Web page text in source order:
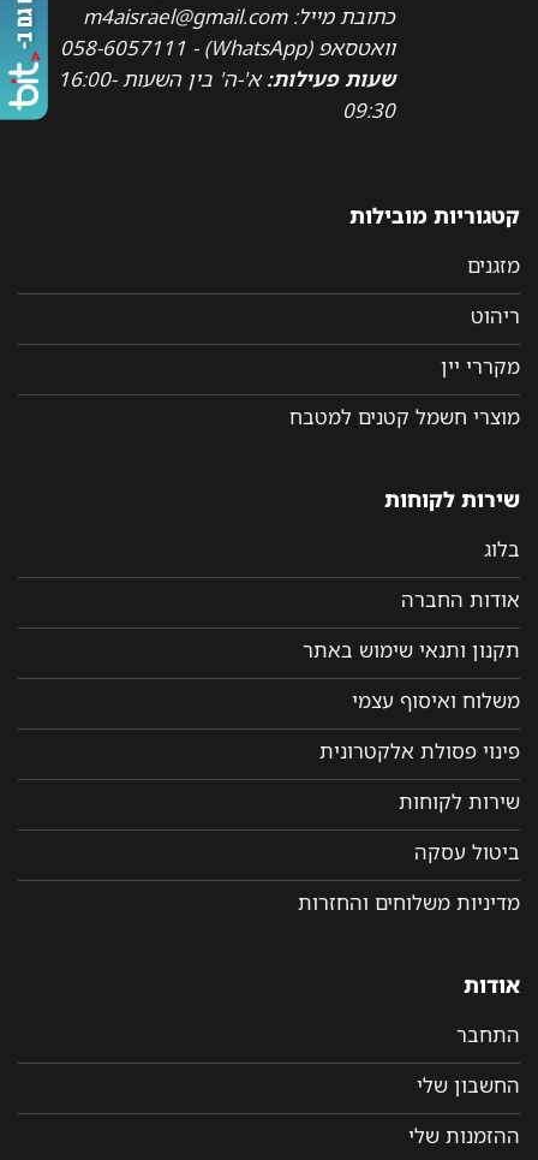
כתובת מייל: m4aisrael@gmail.com
וואטסאפ (WhatsApp) - 058-6057111
שעות פעילות:
א'-ה' בין השעות 16:00-
09:30
קטגוריות מובילות
מזגנים
ריהוט
מקררי יין
מוצרי חשמל קטנים למטבח
שירות לקוחות
בלוג
אודות החברה
תקנון ותנאי שימוש באתר
משלוח ואיסוף עצמי
פינוי פסולת אלקטרונית
שירות לקוחות
ביטול עסקה
מדיניות משלוחים והחזרות
אודות
התחבר
החשבון שלי
ההזמנות שלי